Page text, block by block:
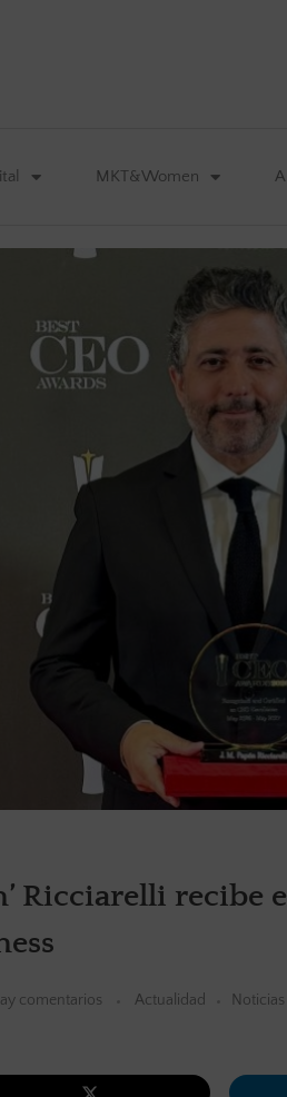
MKT&Women
Ricciarelli recibe
comentarios Actualidad Noticias